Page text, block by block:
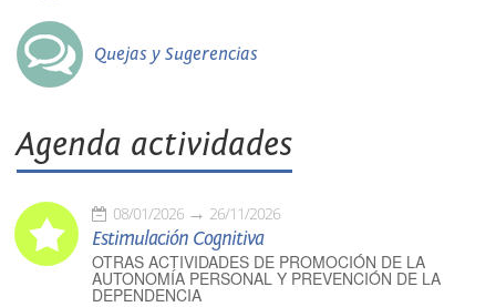
Quejas y Sugerencias
Agenda actividades
08/01/2026 26/11/2026
Estimulación Cognitiva
OTRAS ACTIVIDADES DE PROMOCIÓN DE LA
AUTONOMÍA PERSONAL Y PREVENCIÓN DE LA
DEPENDENCIA